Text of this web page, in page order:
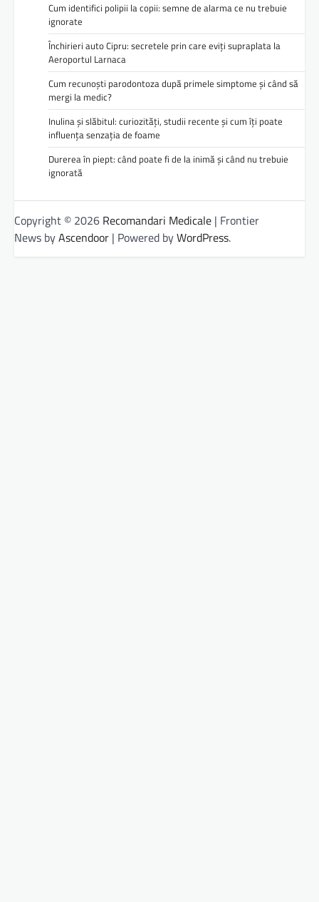
Cum identifici polipii la copii: semne de alarma ce nu trebuie
ignorate
Închirieri auto Cipru: secretele prin care eviți supraplata la
Aeroportul Larnaca
Cum recunoști parodontoza după primele simptome și când să
mergi la medic?
Inulina și slăbitul: curiozități, studii recente și cum îți poate
influența senzația de foame
Durerea în piept: când poate fi de la inimă și când nu trebuie
ignorată
Copyright © 2026 Recomandari Medicale | Frontier
News byAscendoor | Powered byWordPress.